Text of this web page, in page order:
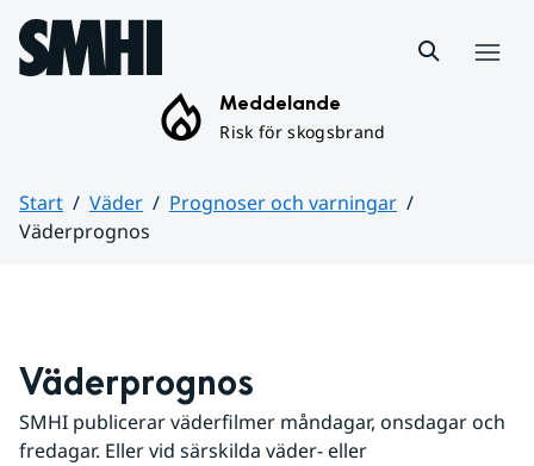
Hoppa till sidans innehåll
Meddelande
Risk för skogsbrand
Start Väder
Prognoser och varningar
Väderprognos
Väderprognos
SMHI publicerar väderfilmer måndagar, onsdagar och
fredagar. Eller vid särskilda väder- eller